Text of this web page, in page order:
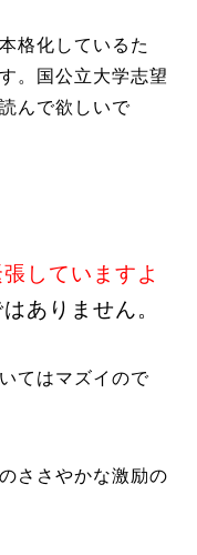
格化しているた
。国公立大学志望
んで欲しいで
していますよ
ありません。
てはマズイので
ささやかな激励の